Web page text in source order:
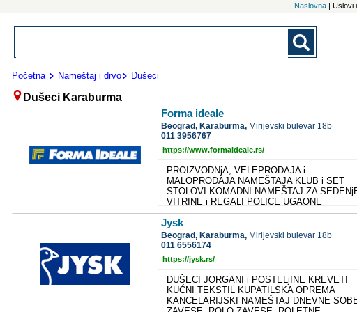
| Naslovna | Uslovi
Početna Nameštaj i drvo Dušeci
Dušeci Karaburma
Forma ideale
Beograd, Karaburma, Mirijevski bulevar 18b
011 3956767
https://www.formaideale.rs/
PROIZVODNjA, VELEPRODAJA i
MALOPRODAJA NAMEŠTAJA KLUB i SET
STOLOVI KOMADNI NAMEŠTAJ ZA
VITRINE i REGALI POLICE UGAONE
GARNITURE TAPACIRANI NAMEŠTAJ -
GARNITURE TV POLICE KREVETI DEČIJE
SOBE KOMODE, FIOKARI i NOĆNI
GARDEROBERI i ORMARI KUHINjE
TRPEZARIJE PREDSOBLjE
RADNI NAMEŠTAJ DODACI DUŠECI
BAŠTENSKE GARNITURE
Jysk
Beograd, Karaburma, Mirijevski bulevar 18b
011 6556174
https://jysk.rs/
DUŠECI JORGANI i POSTELjINE KREVETI
KUĆNI TEKSTIL KUPATILSKA OPREMA
KANCELARIJSKI NAMEŠTAJ DNEVNE